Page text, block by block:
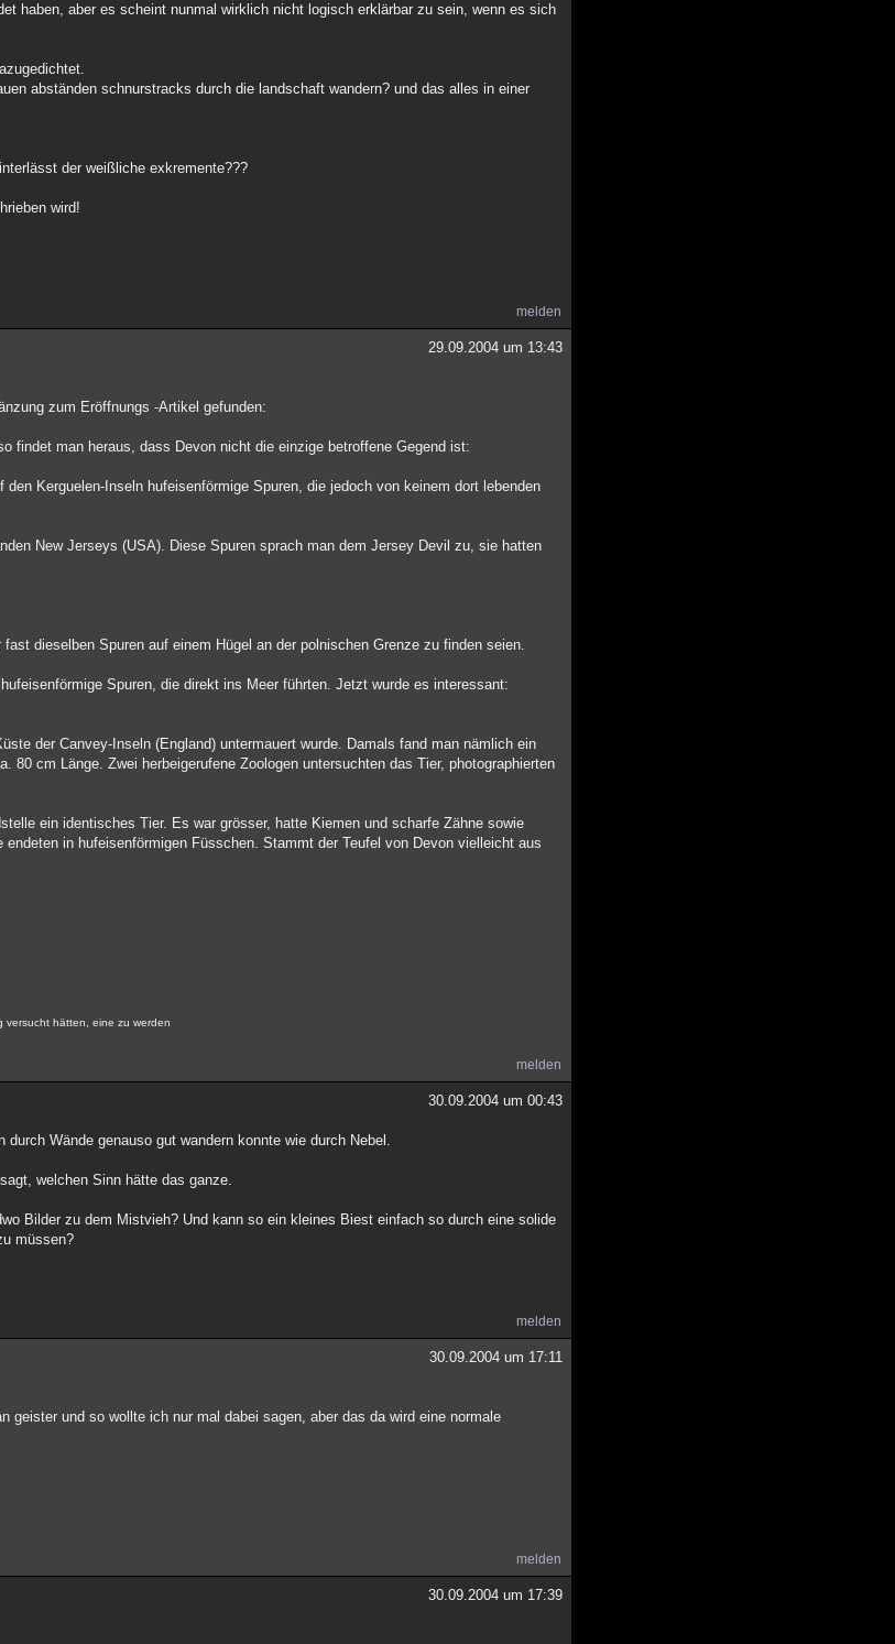
haben, aber es scheint nunmal wirklich nicht logisch erklärbar zu sein, wenn es sich
abständen schnurstracks durch die landschaft wandern? und das alles in einer
der weißliche exkremente???
wird!
melden
29.09.2004 um 13:43
zum Eröffnungs -Artikel gefunden:
findet man heraus, dass Devon nicht die einzige betroffene Gegend ist:
Kerguelen-Inseln hufeisenförmige Spuren, die jedoch von keinem dort lebenden
New Jerseys (USA). Diese Spuren sprach man dem Jersey Devil zu, sie hatten
dieselben Spuren auf einem Hügel an der polnischen Grenze zu finden seien.
Spuren, die direkt ins Meer führten. Jetzt wurde es interessant:
der Canvey-Inseln (England) untermauert wurde. Damals fand man nämlich ein
80 cm Länge. Zwei herbeigerufene Zoologen untersuchten das Tier, photographierten
ein identisches Tier. Es war grösser, hatte Kiemen und scharfe Zähne sowie
in hufeisenförmigen Füsschen. Stammt der Teufel von Devon vielleicht aus
versucht hätten, eine zu werden
melden
30.09.2004 um 00:43
Wände genauso gut wandern konnte wie durch Nebel.
welchen Sinn hätte das ganze.
Bilder zu dem Mistvieh? Und kann so ein kleines Biest einfach so durch eine solide
müssen?
melden
30.09.2004 um 17:11
und so wollte ich nur mal dabei sagen, aber das da wird eine normale
melden
30.09.2004 um 17:39